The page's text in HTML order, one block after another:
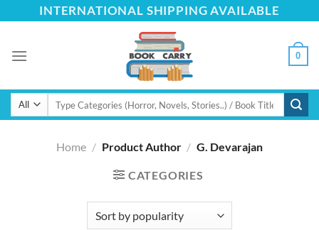
to
INTERNATIONAL SHIPPING AVAILABLE
0
Search
Home / Product Author / G. Devarajan
CATEGORIES